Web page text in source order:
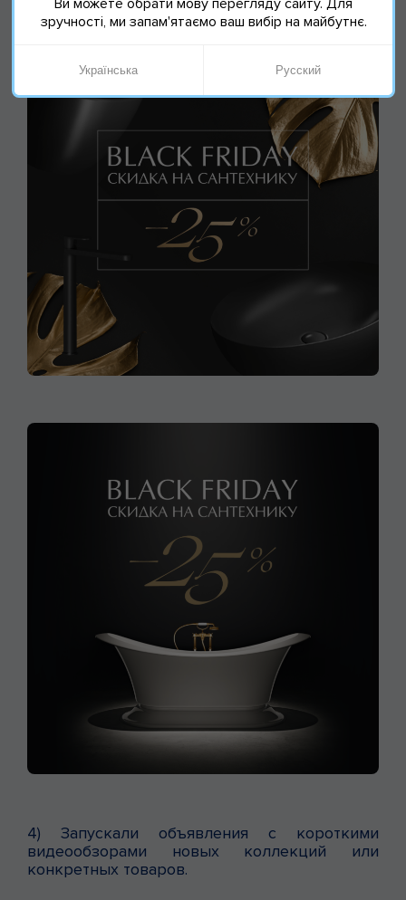
4) Запускали объявления с короткими
видеообзорами новых коллекций или
конкретных товаров.
зручності, ми запам'ятаємо ваш вибір на майбутнє.
Українська Русский